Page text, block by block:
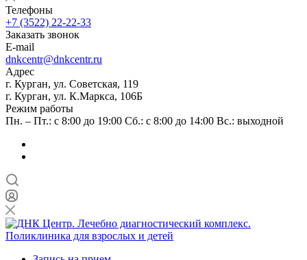
Телефоны
+7 (3522) 22-22-33
Заказать звонок
E-mail
dnkcentr@dnkcentr.ru
Адрес
г. Курган, ул. Советская, 119
г. Курган, ул. К.Маркса, 106Б
Режим работы
Пн. – Пт.: с 8:00 до 19:00 Сб.: с 8:00 до 14:00 Вс.: выходной